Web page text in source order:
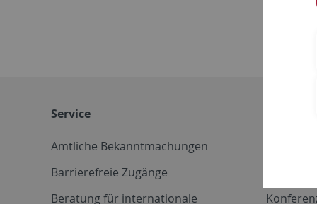
Service
Amtliche Bekanntmachungen
Barrierefreie Zugänge
Beratung für internationale